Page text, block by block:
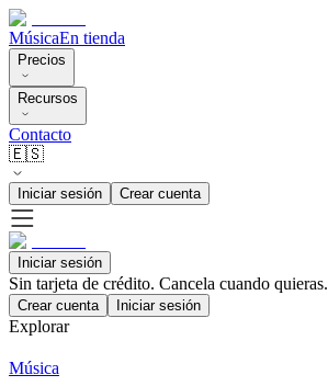
MúsicaEn tienda
Precios
Recursos
Contacto
🇪🇸
Iniciar sesión Crear cuenta
Iniciar sesión
Sin tarjeta de crédito. Cancela cuando quieras.
Crear cuenta Iniciar sesión
Explorar
Música